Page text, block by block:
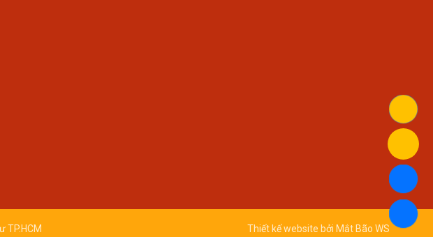
Thiết kế website bởi Mắt Bão WS
TP.HCM